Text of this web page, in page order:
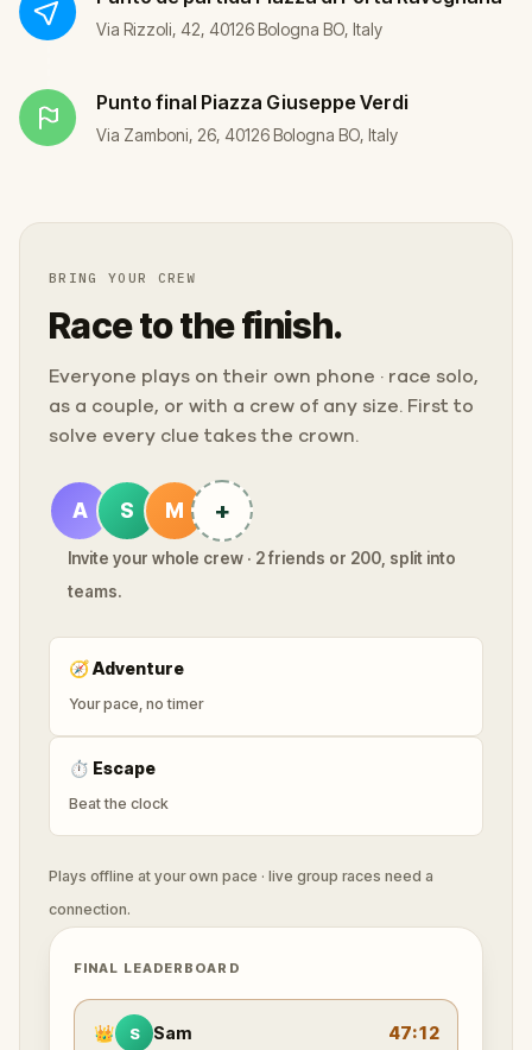
Via Rizzoli, 42, 40126 Bologna BO, Italy
Punto final Piazza Giuseppe Verdi
Via Zamboni, 26, 40126 Bologna BO, Italy
BRING YOUR CREW
Race to the finish.
Everyone plays on their own phone · race solo,
as a couple, or with a crew of any size. First to
solve every clue takes the crown.
A S M +
Invite your whole crew · 2 friends or 200, split into
teams.
🧭Adventure
Your pace, no timer
⏱ Escape
Beat the clock
Plays offline at your own pace · live group races need a
connection.
FINAL LEADERBOARD
👑 S Sam 47:12